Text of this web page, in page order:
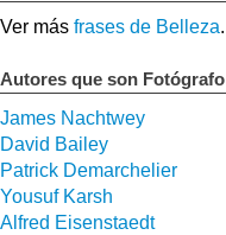
Ver más frases de Belleza.
Autores que son Fotógrafo
James Nachtwey
David Bailey
Patrick Demarchelier
Yousuf Karsh
Alfred Eisenstaedt